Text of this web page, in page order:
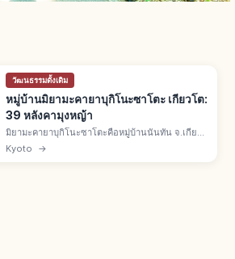
วัฒนธรรมดั้งเดิม
หมู่บ้านมิยามะคายาบุกิโนะซาโตะ เกียวโต:
39 หลังคามุงหญ้า
มิยามะคายาบุกิโนะซาโตะคือหมู่บ้านนันทัน จ.เกียว
โต บ้านราว 50 หลัง มีหลังคามุงหญ้าคา 39 หลัง เขต
อนุรักษ์แห่งชาติปี 1993 และ Best Tourism
Kyoto →